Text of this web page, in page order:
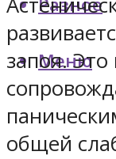
Меню
запоя. Это
общей